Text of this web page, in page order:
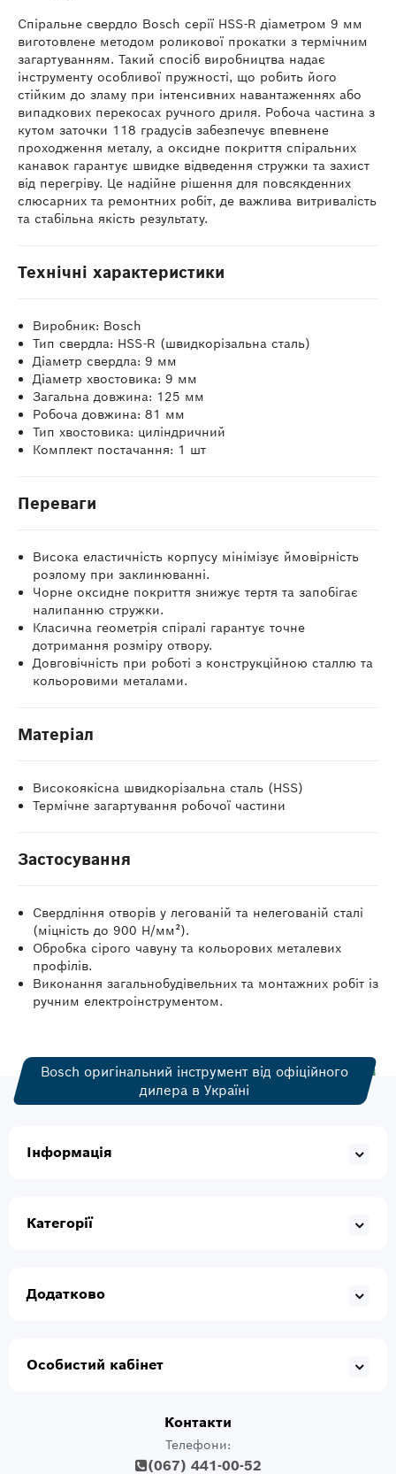
Спіральне свердло Bosch серії HSS-R діаметром 9 мм
виготовлене методом роликової прокатки з термічним
загартуванням. Такий спосіб виробництва надає
інструменту особливої пружності, що робить його
стійким до зламу при інтенсивних навантаженнях або
випадкових перекосах ручного дриля. Робоча частина з
кутом заточки 118 градусів забезпечує впевнене
проходження металу, а оксидне покриття спіральних
канавок гарантує швидке відведення стружки та захист
від перегріву. Це надійне рішення для повсякденних
слюсарних та ремонтних робіт, де важлива витривалість
та стабільна якість результату.
Технічні характеристики
Виробник: Bosch
Тип свердла: HSS-R (швидкорізальна сталь)
Діаметр свердла: 9 мм
Діаметр хвостовика: 9 мм
Загальна довжина: 125 мм
Робоча довжина: 81 мм
Тип хвостовика: циліндричний
Комплект постачання: 1 шт
Переваги
Висока еластичність корпусу мінімізує ймовірність
розлому при заклинюванні.
Чорне оксидне покриття знижує тертя та запобігає
налипанню стружки.
Класична геометрія спіралі гарантує точне
дотримання розміру отвору.
Довговічність при роботі з конструкційною сталлю та
кольоровими металами.
Матеріал
Високоякісна швидкорізальна сталь (HSS)
Термічне загартування робочої частини
Застосування
Свердління отворів у легованій та нелегованій сталі
(міцність до 900 Н/мм²).
Обробка сірого чавуну та кольорових металевих
профілів.
Виконання загальнобудівельних та монтажних робіт із
ручним електроінструментом.
Bosch оригінальний інструмент від офіційного
дилера в Україні
Інформація
Категорії
Додатково
Особистий кабінет
Контакти
Телефони:
(067) 441-00-52